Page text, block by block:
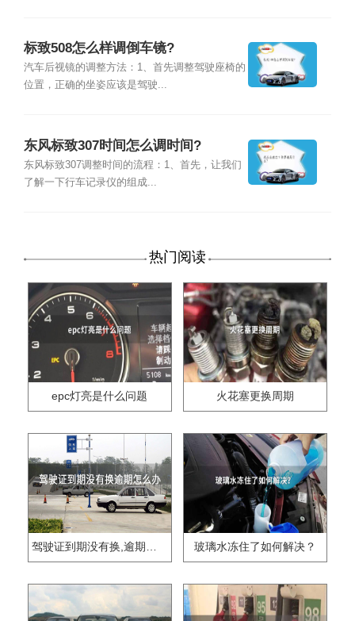
标致508怎么样调倒车镜?
汽车后视镜的调整方法：1、首先调整驾驶座椅的
位置，正确的坐姿应该是驾驶...
东风标致307时间怎么调时间?
东风标致307调整时间的流程：1、首先，让我们
了解一下行车记录仪的组成...
热门阅读
epc灯亮是什么问题 火花塞更换周期
驾驶证到期没有换,逾期怎么办?? 玻璃水冻住了如何解决？